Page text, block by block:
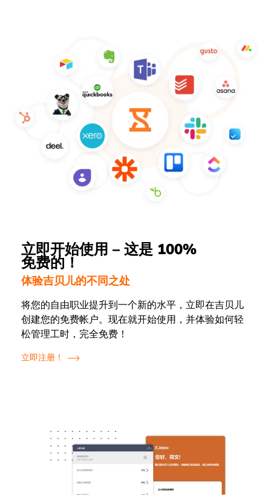
立即开始使用 – 这是 100%
免费的！
体验吉贝儿的不同之处
将您的自由职业提升到一个新的水平，立即在吉贝儿
创建您的免费帐户。现在就开始使用，并体验如何轻
松管理工时，完全免费！
立即注册！